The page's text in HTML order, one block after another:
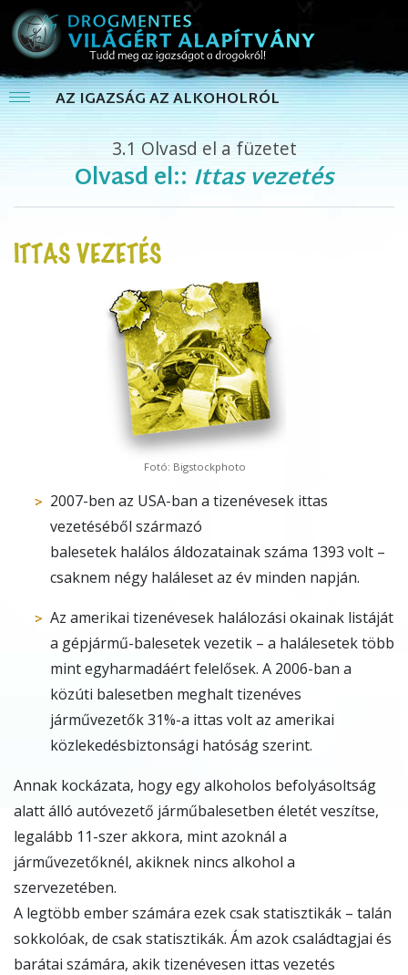
AZ IGAZSÁG AZ ALKOHOLRÓL
3.1 Olvasd el a füzetet
Olvasd el:: Ittas vezetés
ITTAS VEZETÉS
Fotó: Bigstockphoto
2007-ben az USA-ban a tizenévesek ittas
vezetéséből származó
balesetek halálos áldozatainak száma 1393 volt –
csaknem négy haláleset az év minden napján.
Az amerikai tizenévesek halálozási okainak listáját
a gépjármű-balesetek vezetik – a halálesetek több
mint egyharmadáért felelősek. A 2006-ban a
közúti balesetben meghalt tizenéves
járművezetők 31%-a ittas volt az amerikai
közlekedésbiztonsági hatóság szerint.
Annak kockázata, hogy egy alkoholos befolyásoltság
alatt álló autóvezető járműbalesetben életét veszítse,
legalább 11-szer akkora, mint azoknál a
járművezetőknél, akiknek nincs alkohol a
szervezetében.
A legtöbb ember számára ezek csak statisztikák – talán
sokkolóak, de csak statisztikák. Ám azok családtagjai és
barátai számára, akik tizenévesen ittas vezetés